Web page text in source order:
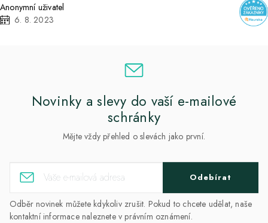
Anonymní uživatel
6. 8. 2023
Novinky a slevy do vaší e-mailové
schránky
Mějte vždy přehled o slevách jako první.
Odebírat
Odběr novinek můžete kdykoliv zrušit. Pokud to chcete udělat, naše
kontaktní informace naleznete v právním oznámení.